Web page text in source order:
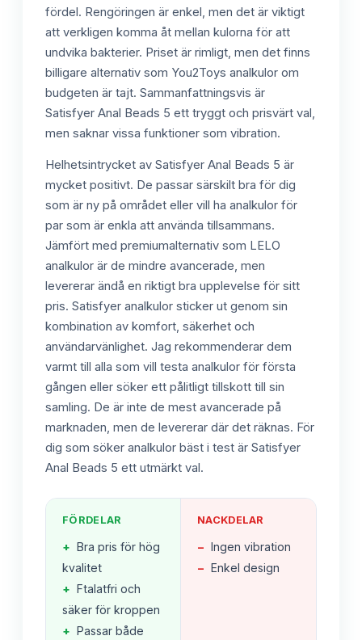
fördel. Rengöringen är enkel, men det är viktigt
att verkligen komma åt mellan kulorna för att
undvika bakterier. Priset är rimligt, men det finns
billigare alternativ som You2Toys analkulor om
budgeten är tajt. Sammanfattningsvis är
Satisfyer Anal Beads 5 ett tryggt och prisvärt val,
men saknar vissa funktioner som vibration.
Helhetsintrycket av Satisfyer Anal Beads 5 är
mycket positivt. De passar särskilt bra för dig
som är ny på området eller vill ha analkulor för
par som är enkla att använda tillsammans.
Jämfört med premiumalternativ som LELO
analkulor är de mindre avancerade, men
levererar ändå en riktigt bra upplevelse för sitt
pris. Satisfyer analkulor sticker ut genom sin
kombination av komfort, säkerhet och
användarvänlighet. Jag rekommenderar dem
varmt till alla som vill testa analkulor för första
gången eller söker ett pålitligt tillskott till sin
samling. De är inte de mest avancerade på
marknaden, men de levererar där det räknas. För
dig som söker analkulor bäst i test är Satisfyer
Anal Beads 5 ett utmärkt val.
FÖRDELAR
+ Bra pris för hög
kvalitet
+ Ftalatfri och
säker för kroppen
+ Passar både
NACKDELAR
− Ingen vibration
− Enkel design